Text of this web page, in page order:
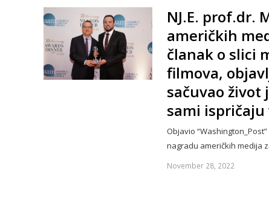
NJ.E. prof.dr.
američkih
članak o slici
filmova,
sačuvao
sami
Objavio
nagradu američkih medija
November 28, 2022